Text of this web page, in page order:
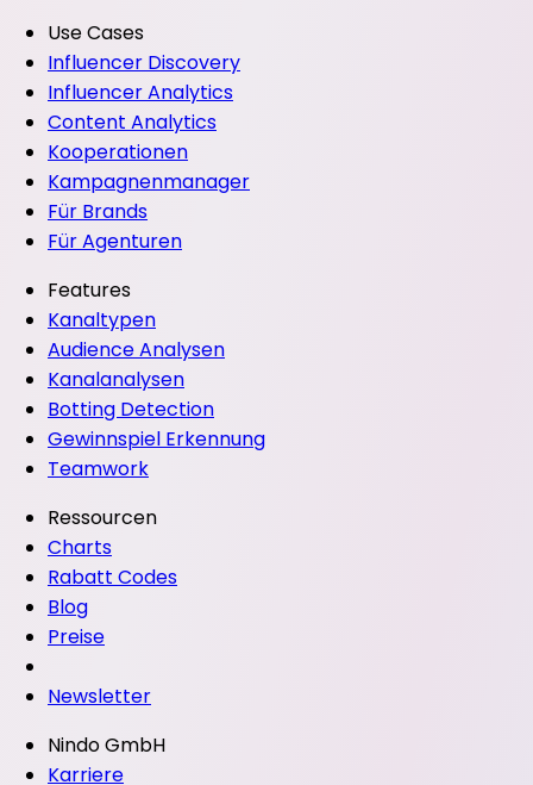
Use Cases
Influencer Discovery
Influencer Analytics
Content Analytics
Kooperationen
Kampagnenmanager
Für Brands
Für Agenturen
Features
Kanaltypen
Audience Analysen
Kanalanalysen
Botting Detection
Gewinnspiel Erkennung
Teamwork
Ressourcen
Charts
Rabatt Codes
Blog
Preise
Newsletter
Nindo GmbH
Karriere